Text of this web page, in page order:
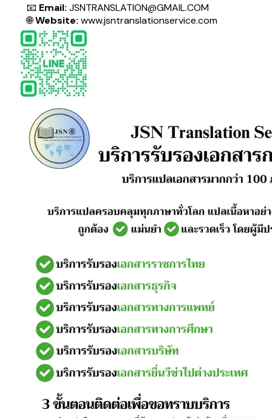
📧 Email: JSNTRANSLATION@GMAIL.COM
🌐Website: www.jsntranslationservice.com